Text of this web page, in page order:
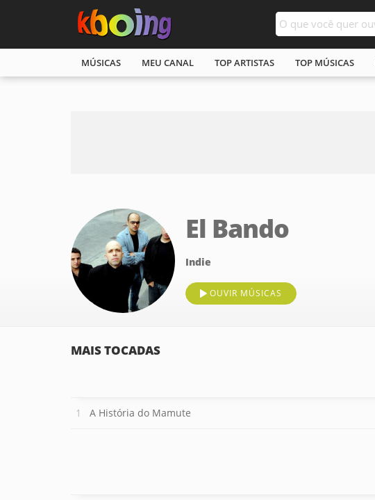
MÚSICAS MEU CANAL TOP ARTISTAS TOP MÚSICAS
El Bando
Indie
OUVIR MÚSICAS
MAIS TOCADAS
A História do Mamute